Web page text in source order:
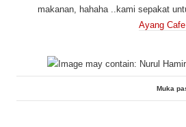
makanan, hahaha ..kami sepakat
Ayang
Muka